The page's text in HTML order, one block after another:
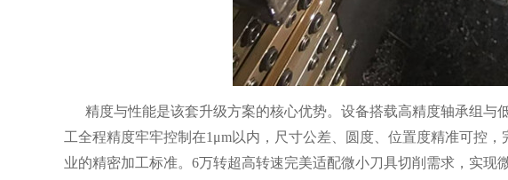
精度与性能是该套升级方案的核心优势。设备搭载高精度轴承组与
工全程精度牢牢控制在1μm以内，尺寸公差、圆度、位置度精准可控
业的精密加工标准。6万转超高转速完美适配微小刀具切削需求，实